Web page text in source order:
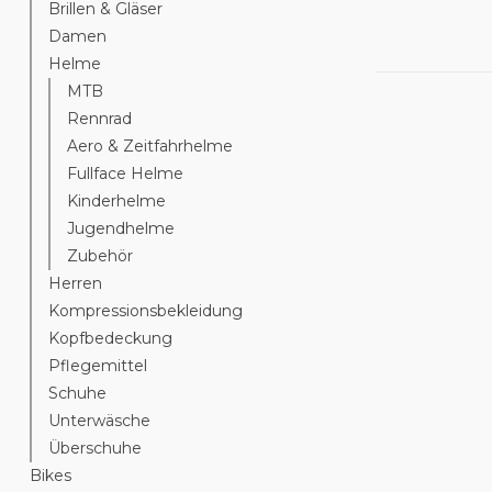
Brillen & Gläser
Damen
Helme
MTB
Rennrad
Aero & Zeitfahrhelme
Fullface Helme
Kinderhelme
Jugendhelme
Zubehör
Herren
Kompressionsbekleidung
Kopfbedeckung
Pflegemittel
Schuhe
Unterwäsche
Überschuhe
Bikes